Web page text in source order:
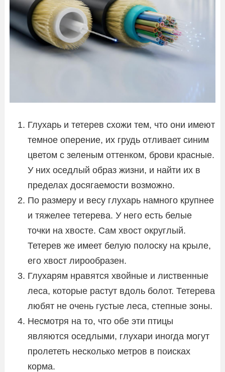
Глухарь и тетерев схожи тем, что они имеют
темное оперение, их грудь отливает синим
цветом с зеленым оттенком, брови красные.
У них оседлый образ жизни, и найти их в
пределах досягаемости возможно.
По размеру и весу глухарь намного крупнее
и тяжелее тетерева. У него есть белые
точки на хвосте. Сам хвост округлый.
Тетерев же имеет белую полоску на крыле,
его хвост лирообразен.
Глухарям нравятся хвойные и лиственные
леса, которые растут вдоль болот. Тетерева
любят не очень густые леса, степные зоны.
Несмотря на то, что обе эти птицы
являются оседлыми, глухари иногда могут
пролететь несколько метров в поисках
корма.